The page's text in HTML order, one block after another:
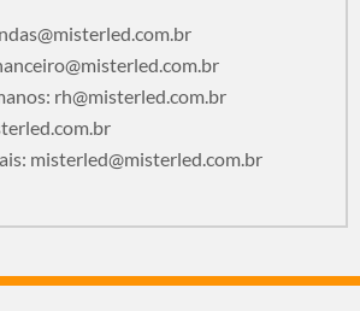
rh@misterled.com.br
misterled@misterled.com.br